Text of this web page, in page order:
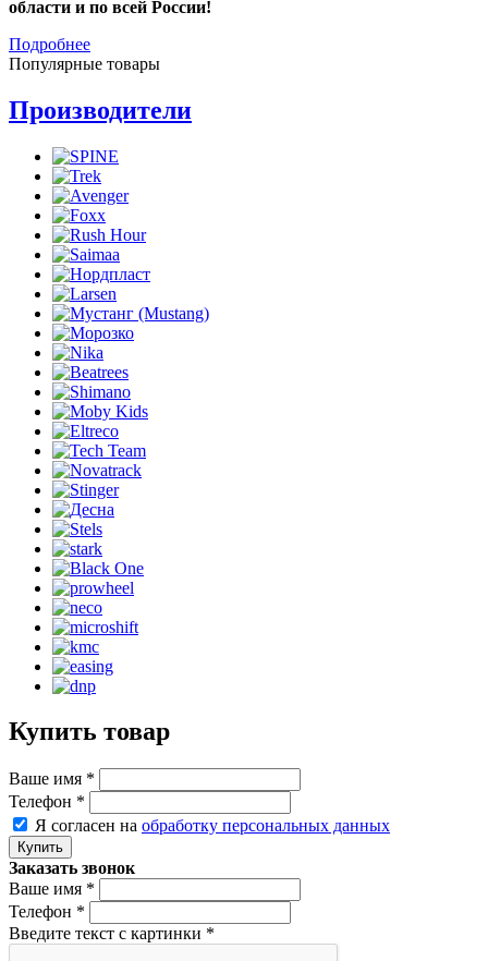
области и по всей России!
Подробнее
Популярные товары
Производители
Купить товар
Ваше имя *
Телефон *
Я согласен на обработку персональных данных
Заказать звонок
Ваше имя *
Телефон *
Введите текст с картинки *